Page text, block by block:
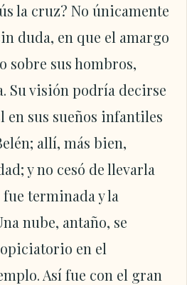
la cruz? No únicamente
duda, en que el amargo
sobre sus hombros,
Su visión podría decirse
en sus sueños infantiles
allí, más bien,
y no cesó de llevarla
terminada y la
nube, antaño, se
en el
Así fue con el gran